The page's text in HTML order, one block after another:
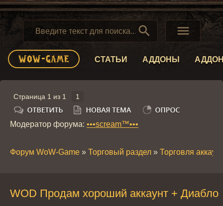
 
СТАТЬИ АДДОНЫ
Страница 1 из 1 1
Модератор форума: •••scream™•••
Форум WoW-Game » Торговый раздел » Торговля
WOD Продам хороший аккаунт + Диабло